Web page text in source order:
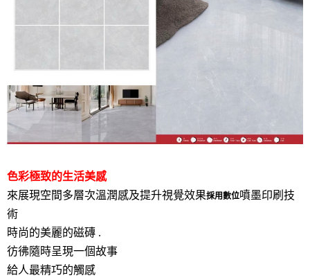
色彩極致的生活美感
來展現空間多層次溫潤感及提升視覺效果採用數位噴墨印刷技
術
時尚的美麗的磁磚 .
彷彿隨時呈現一個故事
給人最精巧的觸感